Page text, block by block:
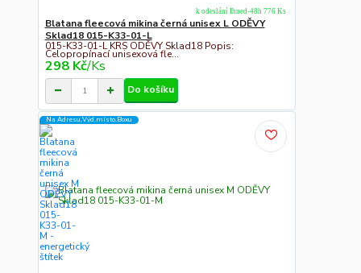
Blatana fleecová mikina černá unisex L ODĚVY
Sklad18 015-K33-01-L
015-K33-01-L KRS ODĚVY Sklad18 Popis:
Celopropínací unisexová fle...
298 Kč/Ks
k odeslání Ihned-48h 776 Ks
Do košíku
Na Adresu,Výd.místo,Boxu